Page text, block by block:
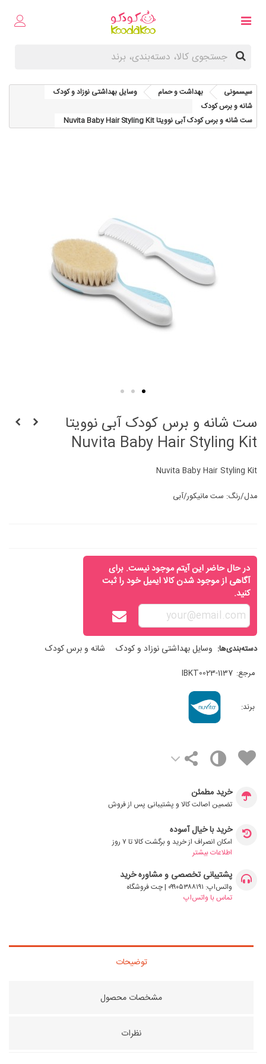
سیسمونی بهداشت و حمام
وسایل بهداشتی نوزاد و کودک
شانه و برس کودک
ست شانه و برس کودک آبی نوویتا Nuvita Baby Hair Styling Kit
ست شانه و برس کودک آبی نوویتا
Nuvita Baby Hair Styling Kit
Nuvita Baby Hair Styling Kit
مدل/رنگ: ست مانیکور/آبی
در حال حاضر این آیتم موجود نیست. برای
آگاهی از موجود شدن کالا ایمیل خود را ثبت
کنید.
دسته‌بندی‌ها: وسایل بهداشتی نوزاد و کودک شانه و برس کودک
مرجع: IBKT0023-1137
برند:
خرید مطمئن
تضمین اصالت کالا و پشتیبانی پس از فروش
خرید با خیال آسوده
امکان انصراف از خرید و برگشت کالا تا ۷ روز
اطلاعات بیشتر
پشتیبانی تخصصی و مشاوره خرید
واتس‌اپ: ۰۹۹۰۵۳۸۸۱۹۱ | چت فروشگاه
تماس با واتس‌اپ
توضیحات
مشخصات محصول
نظرات